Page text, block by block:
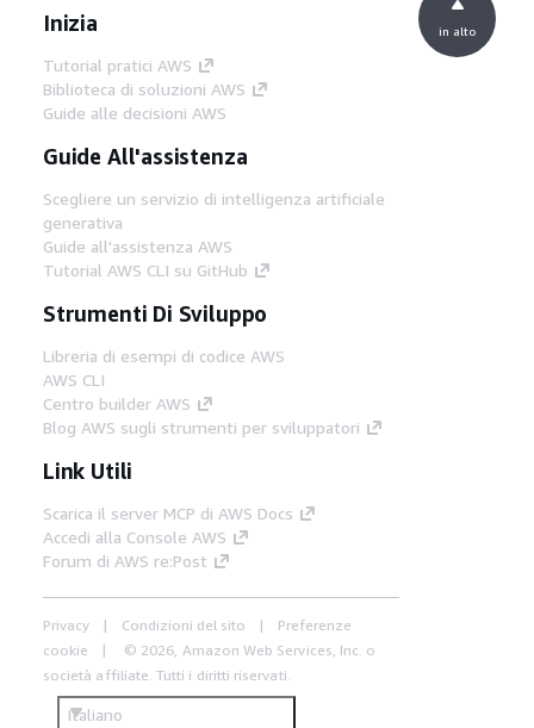
Inizia
Tutorial pratici AWS
Biblioteca di soluzioni AWS
Guide alle decisioni AWS
Guide All'assistenza
Scegliere un servizio di intelligenza artificiale
generativa
Guide all'assistenza AWS
Tutorial AWS CLI su GitHub
Strumenti Di Sviluppo
Libreria di esempi di codice AWS
AWS CLI
Centro builder AWS
Blog AWS sugli strumenti per sviluppatori
Link Utili
Scarica il server MCP di AWS Docs
Accedi alla Console AWS
Forum di AWS re:Post
Privacy Condizioni del sito
Preferenze
cookie
© 2026, Amazon Web Services, Inc. o
società affiliate. Tutti i diritti riservati.
Italiano
in alto